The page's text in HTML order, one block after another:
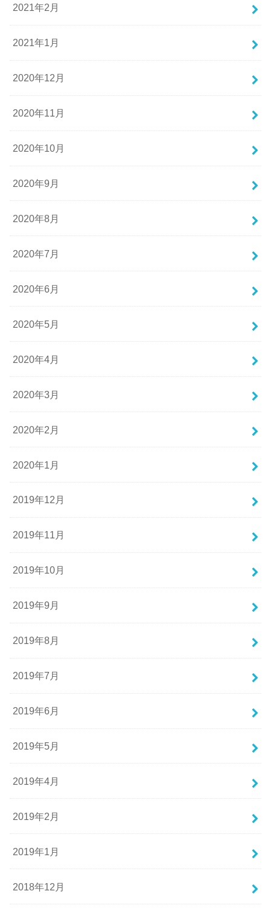
2021年2月
2021年1月
2020年12月
2020年11月
2020年10月
2020年9月
2020年8月
2020年7月
2020年6月
2020年5月
2020年4月
2020年3月
2020年2月
2020年1月
2019年12月
2019年11月
2019年10月
2019年9月
2019年8月
2019年7月
2019年6月
2019年5月
2019年4月
2019年2月
2019年1月
2018年12月